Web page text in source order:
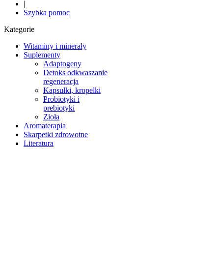
|
Szybka pomoc
Kategorie
Witaminy i minerały
Suplementy
Adaptogeny
Detoks odkwaszanie
regeneracja
Kapsułki, kropelki
Probiotyki i
prebiotyki
Zioła
Aromaterapia
Skarpetki zdrowotne
Literatura